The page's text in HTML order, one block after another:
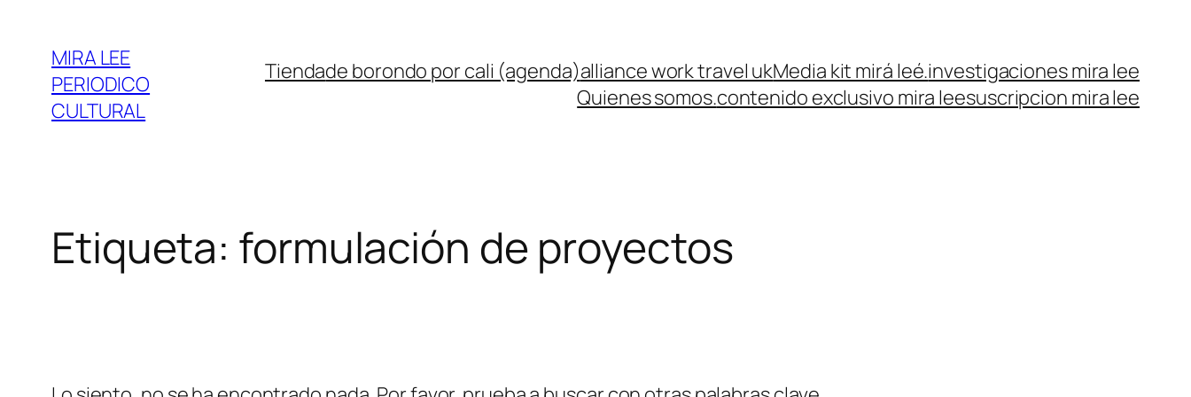
contenido
MIRA LEE
PERIODICO
CULTURAL
Tiendade borondo por cali (agenda)alliance work travel ukMedia kit mirá leé.investigaciones mira lee
Quienes somos.contenido exclusivo mira leesuscripcion mira lee
Etiqueta: formulación de proyectos